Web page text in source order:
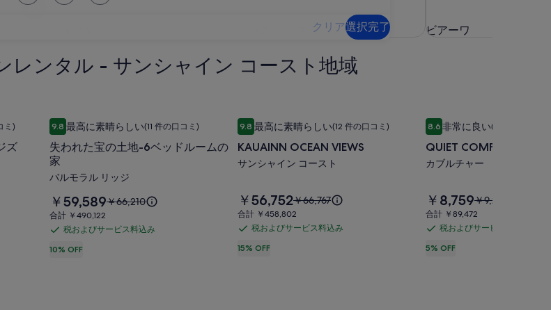
クリア選択完了
グラス ハウス マウンテンズ
グラス ハウス マウンテンズ ビアーワ
ビアーワ
レンタル - サンシャイン コースト地域
件の口コミ) 件の口コミ
ミ)
ズ
失
わ
れ
た
の
土
地-6
9.810 段階中 9.8、最高に素晴らしい、(11 件の口コミ) 件の口コミ
最高に素晴らしい(11 件の口コミ)
失われた宝の土地-6ベッドルームの
家
バルモラル リッジ
10% OFF
料
金
は
￥59,589
で
￥59,589以
の
￥66,210
合
計
合計 ￥490,122
税
お
税およびサービス料込み
失われた宝の土地-6ベッドルームの家KAUAINN
OCEAN
VIEWS
の
真
ギ
ラ
9.810 段階中 9.8、最高に素晴らしい、(12 件の口コミ) 件の口コミ
最高に素晴らしい(12 件の口コミ)
KAUAINN OCEAN VIEWS
サンシャイン コースト
15% OFF
料
金
は
￥56,752
で
￥56,752以
前
の
￥66,767
合
計
合計 ￥458,802
税
お
税およびサービス料込み
KAUAINN OCEAN VIEWS
QUIET
COMFY
PRIVATE
TINY
の
写
真
ギ
8.610 段階中 8.6、非常に良い、
非常に良い(9 件の口コミ)
QUIET COMFY
カブルチャー
5% OFF
料
金
は
￥8,759
で
￥8,759以
前
の
￥9,220
合
計
合計 ￥89,472
税
お
税およびサービス料込み
QUIET COMFY PRIVATE